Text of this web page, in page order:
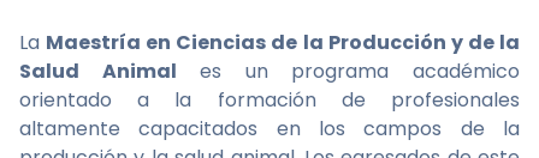
La Maestría en Ciencias de la Producción y de la
Salud Animal es un programa académico
orientado a la formación de profesionales
altamente capacitados en los campos de la